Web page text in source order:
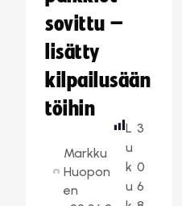
sovittu –
lisätty
kilpailusään
töihin
Markku
Huopon
en
L
u
k
u
3
0
6